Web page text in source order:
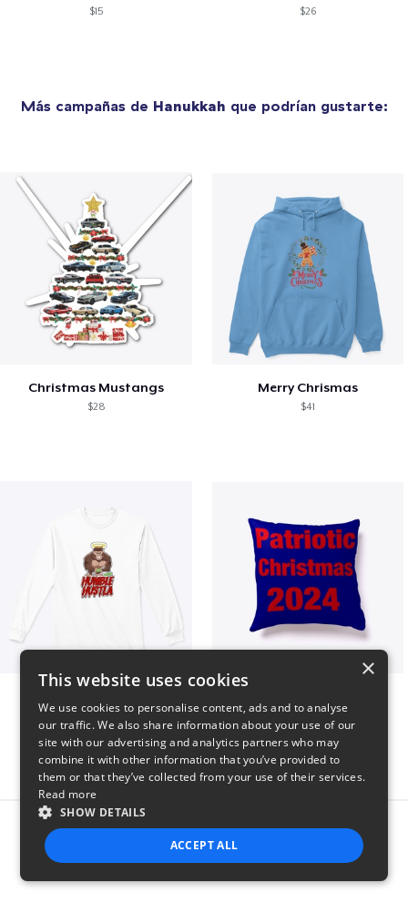
$15 $26
Más campañas de Hanukkah que podrían gustarte:
Christmas Mustangs
$28
Merry Chrismas
$41
Report this product
×
This website uses cookies
We use cookies to personalise content, ads and to analyse
our traffic. We also share information about your use of our
site with our advertising and analytics partners who may
combine it with other information that you’ve provided to
them or that they’ve collected from your use of their services.
Read more
SHOW DETAILS
ACCEPT ALL
STRICTLY NECESSARY PERFORMANCE